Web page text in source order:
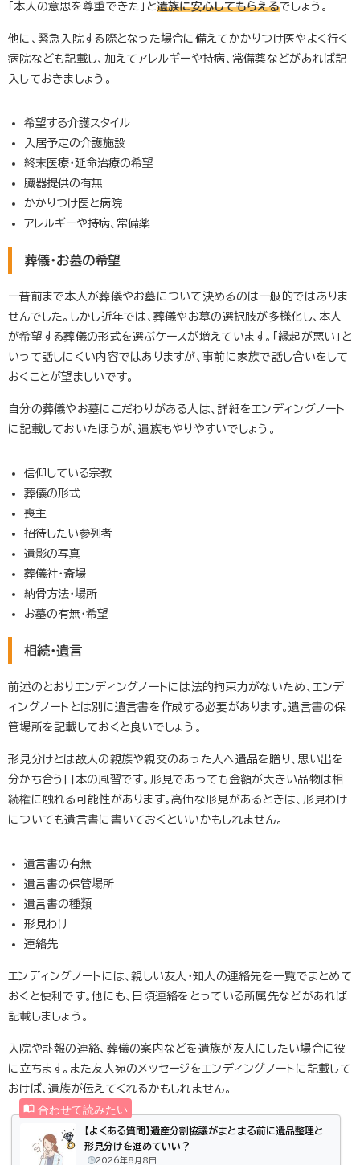
「本人の意思を尊重できた」と遺族に安心してもらえるでしょう。
他に、緊急入院する際となった場合に備えてかかりつけ医やよく行く
病院なども記載し、加えてアレルギーや持病、常備薬などがあれば記
入しておきましょう。
希望する介護スタイル
入居予定の介護施設
終末医療・延命治療の希望
臓器提供の有無
かかりつけ医と病院
アレルギーや持病、常備薬
葬儀・お墓の希望
一昔前まで本人が葬儀やお墓について決めるのは一般的ではありま
せんでした。しかし近年では、葬儀やお墓の選択肢が多様化し、本人
が希望する葬儀の形式を選ぶケースが増えています。「縁起が悪い」と
いって話しにくい内容ではありますが、事前に家族で話し合いをして
おくことが望ましいです。
自分の葬儀やお墓にこだわりがある人は、詳細をエンディングノート
に記載しておいたほうが、遺族もやりやすいでしょう。
信仰している宗教
葬儀の形式
喪主
招待したい参列者
遺影の写真
葬儀社・斎場
納骨方法・場所
お墓の有無・希望
相続・遺言
前述のとおりエンディングノートには法的拘束力がないため、エンデ
ィングノートとは別に遺言書を作成する必要があります。遺言書の保
管場所を記載しておくと良いでしょう。
形見分けとは故人の親族や親交のあった人へ遺品を贈り、思い出を
分かち合う日本の風習です。形見であっても金額が大きい品物は相
続権に触れる可能性があります。高価な形見があるときは、形見わけ
についても遺言書に書いておくといいかもしれません。
遺言書の有無
遺言書の保管場所
遺言書の種類
形見わけ
連絡先
エンディングノートには、親しい友人・知人の連絡先を一覧でまとめて
おくと便利です。他にも、日頃連絡をとっている所属先などがあれば
記載しましょう。
入院や訃報の連絡、葬儀の案内などを遺族が友人にしたい場合に役
に立ちます。また友人宛のメッセージをエンディングノートに記載して
おけば、遺族が伝えてくれるかもしれません。
【よくある質問】遺産分割協議がまとまる前に遺品整理と
形見分けを進めていい？
2026年8月8日